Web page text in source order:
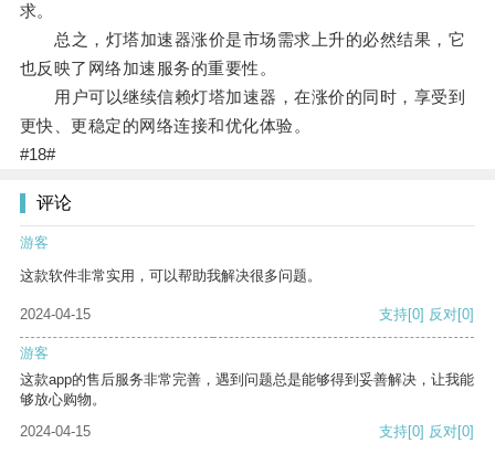
求。
总之，灯塔加速器涨价是市场需求上升的必然结果，它
也反映了网络加速服务的重要性。
用户可以继续信赖灯塔加速器，在涨价的同时，享受到
更快、更稳定的网络连接和优化体验。
#18#
评论
游客
这款软件非常实用，可以帮助我解决很多问题。
2024-04-15 支持[0] 反对[0]
游客
这款app的售后服务非常完善，遇到问题总是能够得到妥善解决，让我能
够放心购物。
2024-04-15
支持[0] 反对[0]